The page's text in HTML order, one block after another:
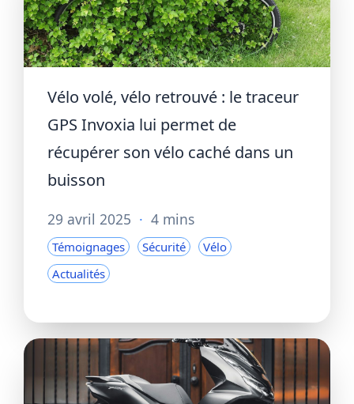
Vélo volé, vélo retrouvé : le traceur
GPS Invoxia lui permet de
récupérer son vélo caché dans un
buisson
29 avril 2025 · 4 mins
Témoignages Sécurité
Vélo
Actualités